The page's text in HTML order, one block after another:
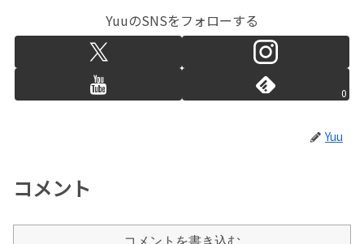
YuuのSNSをフォローする
0
Yuu
コメント
コメントを書き込む